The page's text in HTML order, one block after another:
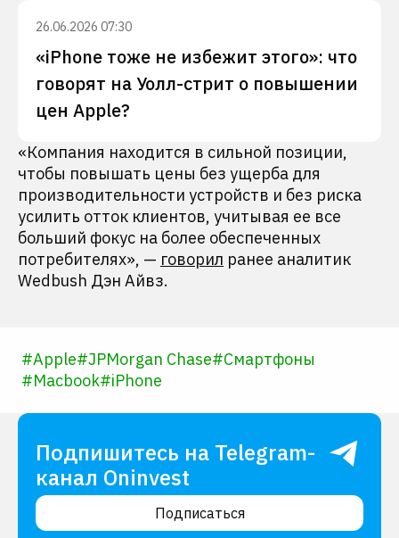
26.06.2026 07:30
«iPhone тоже не избежит этого»: что
говорят на Уолл-стрит о повышении
цен Apple?
«Компания находится в сильной позиции,
чтобы повышать цены без ущерба для
производительности устройств и без риска
усилить отток клиентов, учитывая ее все
больший фокус на более обеспеченных
потребителях», — говорил ранее аналитик
Wedbush Дэн Айвз.
#Apple#JPMorgan Chase#Смартфоны
#Macbook#iPhone
Подпишитесь на Telegram-
канал Oninvest
Подписаться